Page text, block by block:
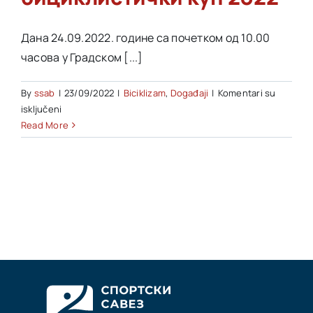
Akti SSAB
Kontakt
Дана 24.09.2022. године са почетком од 10.00
часова у Градском [...]
By ssab | 23/09/2022 | Biciklizam, Događaji | Komentari su
isključeni
Отворени
соколски
Read More